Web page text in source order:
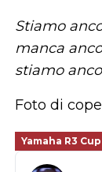
Stiamo
manca
stiamo
Foto di
Yamaha R3 Cup